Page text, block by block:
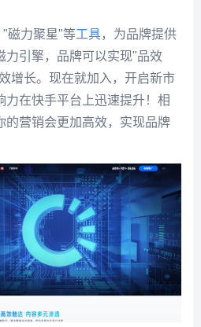
磁力聚星"等工具，为品牌提供
力引擎，品牌可以实现"品效
增长。现在就加入，开启新市
力在快手平台上迅速提升！相
的营销会更加高效，实现品牌